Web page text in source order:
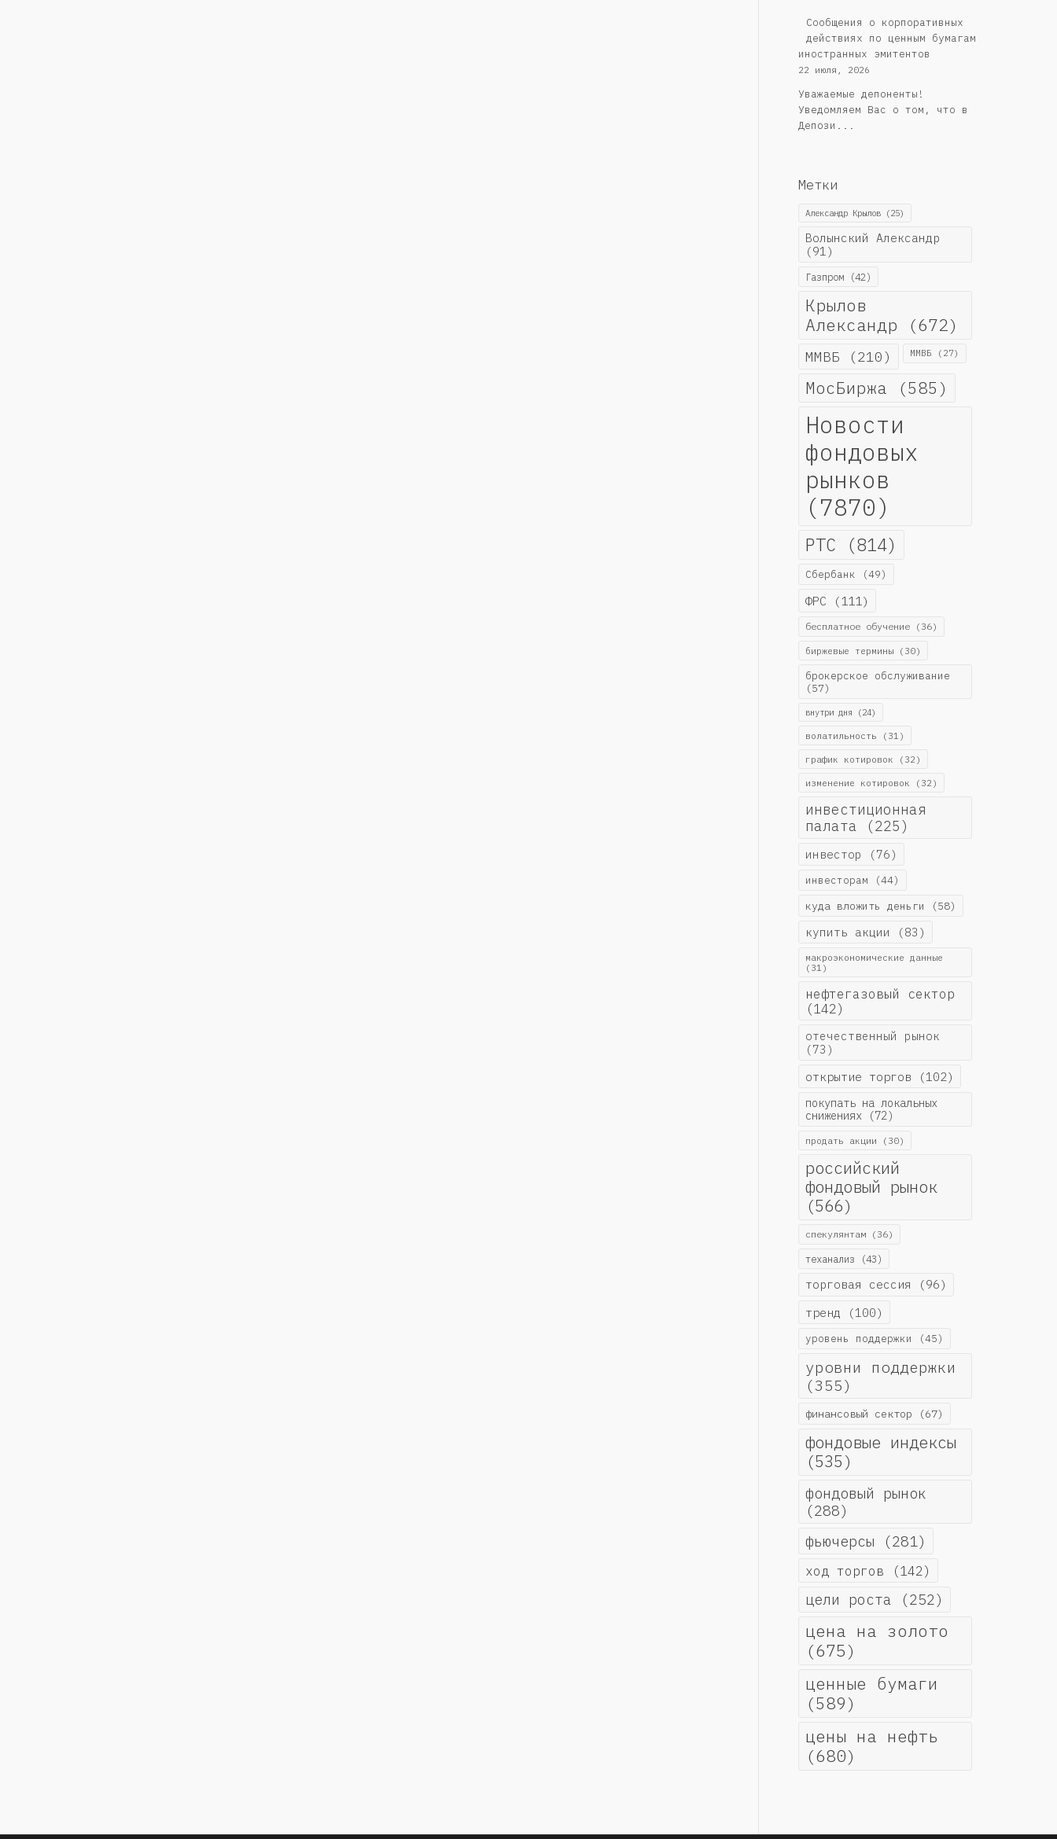
Сообщения о корпоративных
действиях по ценным бумагам
иностранных эмитентов
22 июля, 2026
Уважаемые депоненты!
Уведомляем Вас о том, что в
Депози...
Метки
Александр Крылов(25)
Волынский Александр
(91)
Газпром(42)
Крылов
Александр (672)
ММВБ (210) ММВБ (27)
МосБиржа (585)
Новости
фондовых
рынков
(7870)
РТС (814)
Сбербанк (49)
ФРС (111)
бесплатное обучение(36)
биржевые термины(30)
брокерское обслуживание
(57)
внутри дня (24)
волатильность (31)
график котировок (32)
изменение котировок (32)
инвестиционная
палата (225)
инвестор (76)
инвесторам (44)
куда вложить деньги (58)
купить акции (83)
макроэкономические данные
(31)
нефтегазовый сектор
(142)
отечественный рынок
(73)
открытие торгов (102)
покупать на локальных
снижениях(72)
продать акции (30)
российский
фондовый рынок
(566)
спекулянтам(36)
теханализ (43)
торговая сессия (96)
тренд (100)
уровень поддержки (45)
уровни поддержки
(355)
финансовый сектор (67)
фондовые индексы
(535)
фондовый рынок
(288)
фьючерсы (281)
ход торгов (142)
цели роста (252)
цена на золото
(675)
ценные бумаги
(589)
цены на нефть
(680)